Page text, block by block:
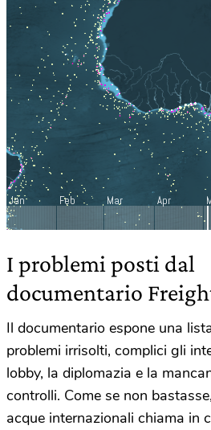
I problemi posti dal
documentario
Il documentario espone una
problemi irrisolti, complici gli
lobby, la diplomazia e la
controlli. Come se non
acque internazionali chiama in